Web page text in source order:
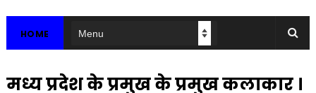
HOME
मध्य प्रदेश के प्रमुख के प्रमुख कलाकार ।